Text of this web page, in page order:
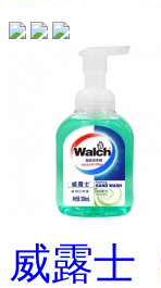
威露士